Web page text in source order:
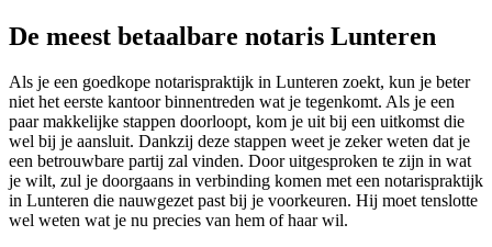
De meest betaalbare notaris Lunteren
Als je een goedkope notarispraktijk in Lunteren zoekt, kun je beter
niet het eerste kantoor binnentreden wat je tegenkomt. Als je een
paar makkelijke stappen doorloopt, kom je uit bij een uitkomst die
wel bij je aansluit. Dankzij deze stappen weet je zeker weten dat je
een betrouwbare partij zal vinden. Door uitgesproken te zijn in wat
je wilt, zul je doorgaans in verbinding komen met een notarispraktijk
in Lunteren die nauwgezet past bij je voorkeuren. Hij moet tenslotte
wel weten wat je nu precies van hem of haar wil.